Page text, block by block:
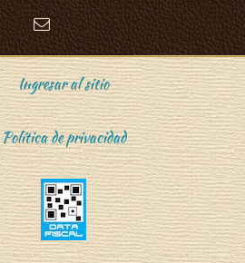
Ingresar al sitio
Política de privacidad